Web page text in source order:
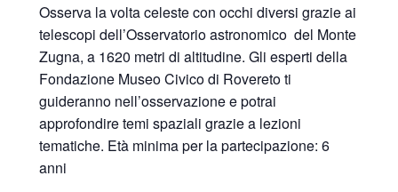
Osserva la volta celeste con occhi diversi grazie ai
telescopi dell’Osservatorio astronomico del Monte
Zugna, a 1620 metri di altitudine. Gli esperti della
Fondazione Museo Civico di Rovereto ti
guideranno nell’osservazione e potrai
approfondire temi spaziali grazie a lezioni
tematiche. Età minima per la partecipazione: 6
anni